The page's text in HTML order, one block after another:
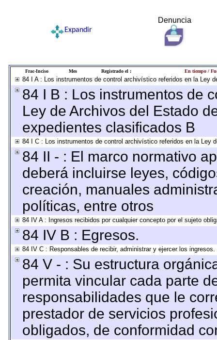
Denuncia
Expandir
Frac-Inciso Mes Registrado el : En tiempo /
84 I A : Los instrumentos de control archivístico referidos en la Ley
84 I B : Los instrumentos de
Ley de Archivos del Estado
expedientes clasificados B
84 I C : Los instrumentos de control archivístico referidos en la Ley
84 II - : El marco normativo
deberá incluirse leyes,
creación, manuales
políticas, entre otros
84 IV A : Ingresos recibidos por cualquier concepto por el sujeto
84 IV B : Egresos.
84 IV C : Responsables de recibir, administrar y ejercer los ingresos.
84 V - : Su estructura
permita vincular cada parte
responsabilidades que le
prestador de servicios
obligados, de conformidad